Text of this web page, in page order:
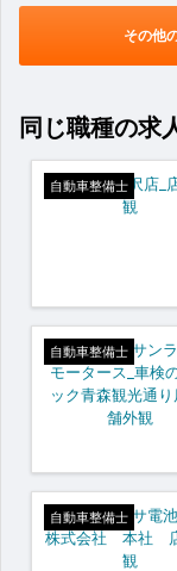
その他
同じ職種の求
自動車整備士
自動車整備士
自動車整備士